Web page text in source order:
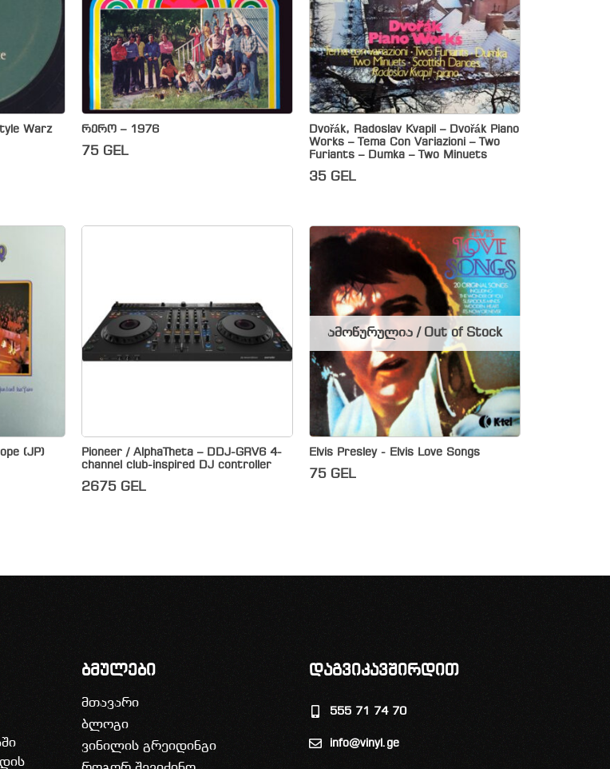
Warz
რერო – 1976
75 GEL
Dvořák, Radoslav Kvapil – Dvořák Piano
Works – Tema Con Variazioni – Two
Furiants – Dumka – Two Minuets
35 GEL
(JP)
Pioneer / AlphaTheta – DDJ-GRV6 4-
channel club-inspired DJ controller
2675 GEL
Elvis Presley ‎- Elvis Love Songs
75 GEL
ამოწურულია / Out of Stock
ბმულები
მთავარი
ბლოგი
ვინილის გრეიდინგი
დაგვიკავშირდით
555 71 74 70
info@vinyl.ge